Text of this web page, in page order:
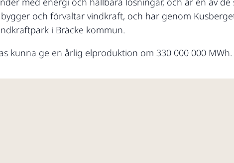
bygger och förvaltar vindkraft, och har genom
i Bräcke kommun.
kunna ge en årlig elproduktion om 330 000 000 MWh.